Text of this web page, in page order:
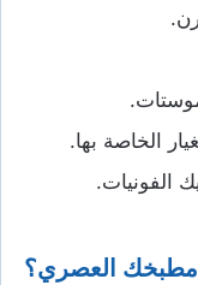
الخاصة بها.
الفونيات.
مطبخك العصري؟